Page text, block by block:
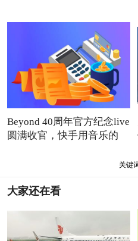
Beyond 40周年官方纪念live
圆满收官，快手用音乐的
关键
大家还在看